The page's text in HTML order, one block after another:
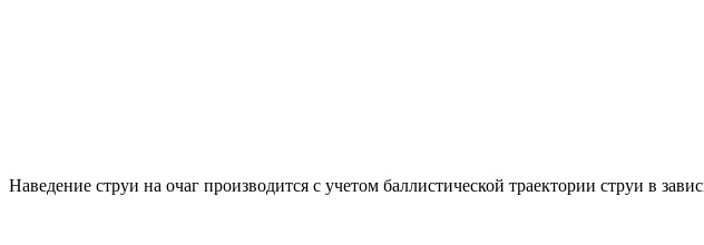
Наведение струи на очаг производится с учетом баллистической траектории струи в